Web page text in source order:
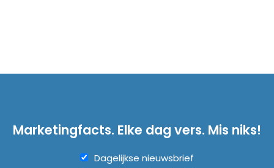
Marketingfacts. Elke dag vers. Mis niks!
Dagelijkse nieuwsbrief